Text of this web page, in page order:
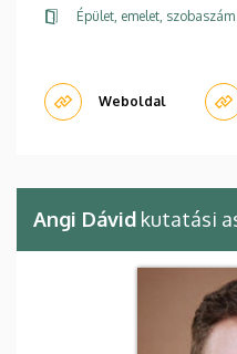
Épület, emelet, szobaszám
Weboldal
Angi Dávid kutatási